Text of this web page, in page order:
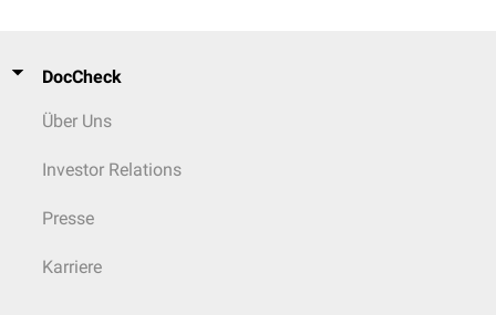
DocCheck
Über Uns
Investor Relations
Presse
Karriere